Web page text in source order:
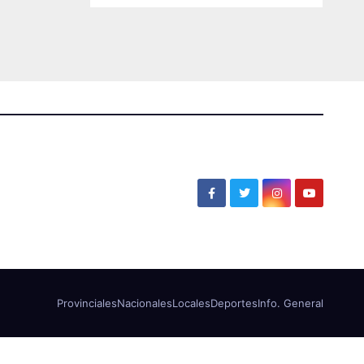
ProvincialesNacionalesLocalesDeportesInfo. General